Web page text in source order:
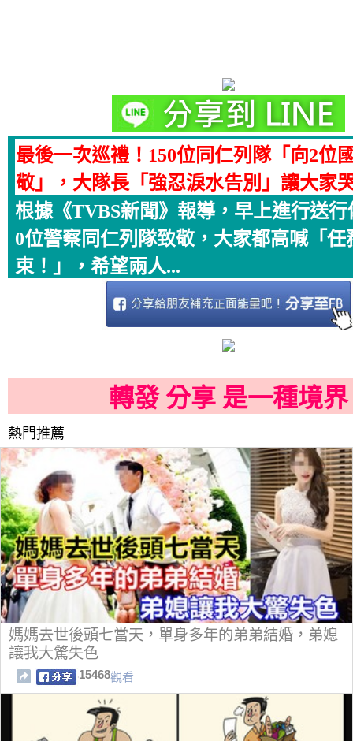
最後一次巡禮！150位同仁列隊「向2位
敬」，大隊長「強忍淚水告別」讓大家
根據《TVBS新聞》報導，早上進行送行
0位警察同仁列隊致敬，大家都高喊「任
束！」，希望兩人...
轉發 分享 是一種境界
熱門推薦
媽媽去世後頭七當天，單身多年的弟弟結婚，弟媳
讓我大驚失色
15468觀看